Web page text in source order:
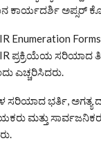
ಕಾರ್ಯದರ್ಶಿ ಅಪ್ಸರ್
ಪ್ರಕ್ರಿಯೆಯ ಸರಿಯಾದ
ಎಚ್ಚರಿಸಿದರು.
ಭರ್ತಿ, ಅಗತ್ಯ
ಮತ್ತು